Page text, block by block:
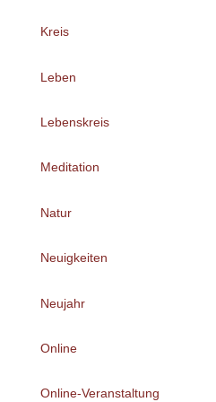
Kreis
Leben
Lebenskreis
Meditation
Natur
Neuigkeiten
Neujahr
Online
Online-Veranstaltung